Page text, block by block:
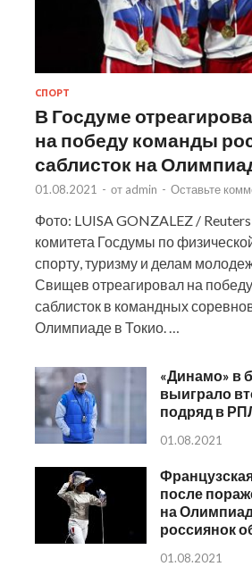
СПОРТ
В Госдуме
на победу команды
саблисток на
01.08.2021 - от admin - Оставьте
Фото: LUISA GONZALEZ /
комитета Госдумы по
спорту, туризму и делам
Свищев отреагировал на
саблисток в командных
Олимпиаде в Токио. …
«Динамо» в
выиграло
подряд в
01.08.2021
после
на
россиянок
01.08.2021